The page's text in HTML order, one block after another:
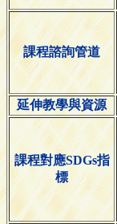
課程諮詢管道
延伸教學與資源
課程對應SDGs指
標